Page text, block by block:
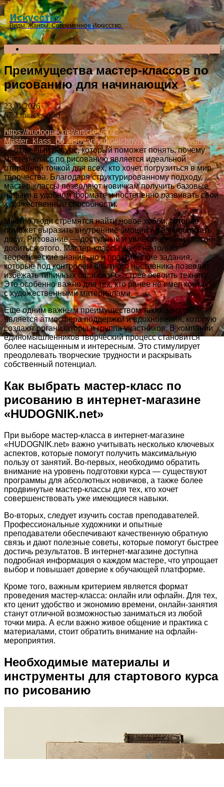
Menu
Искусство
Виды. Жанры. Современное Искусство.
for
Преимущества мастер-классов по
рисованию для начинающих
23.01.2026
672 minutes read
https://hudognik.net/articles/201-
— отличный ресурс, который поможет понять, почему
мастер-класс по рисованию является идеальной
отправной точкой для всех, кто хочет погрузиться в мир
творчества. Благодаря структурированному подходу,
мастер-классы позволяют новичкам получить базовые
навыки в удобном формате и постепенно развивать свои
художественные способности.
Многие люди стремятся найти новое хобби, которое
поможет выразить внутренние эмоции и разнообразить
досуг. Рисование — доступный и увлекательный способ
добиться этого. Мастер-классы дают не только
теоретические знания, но и практические задания,
которые под контролем опытного наставника позволят
избежать типичных ошибок и быстрее освоить технику.
Это особенно важно для тех, кто ранее не имел контакта
с художественными материалами.
Еще одним важным преимуществом таких занятий
является атмосфера поддержки и вдохновения, которую
создают организаторы и группа участников. В компании
единомышленников творческий процесс становится
более насыщенным и интересным. Это стимулирует
преодолевать творческие трудности и раскрывать
собственный потенциал.
Как выбрать мастер-класс по
рисованию в интернет-магазине
«HUDOGNIK.net»
При выборе мастер-класса в интернет-магазине
«HUDOGNIK.net» важно учитывать несколько ключевых
аспектов, которые помогут получить максимальную
пользу от занятий. Во-первых, необходимо обратить
внимание на уровень подготовки курса — существуют
программы для абсолютных новичков, а также более
продвинутые мастер-классы для тех, кто хочет
совершенствовать уже имеющиеся навыки.
Во-вторых, следует изучить состав преподавателей.
Профессиональные художники и опытные
преподаватели обеспечивают качественную обратную
связь и дают полезные советы, которые помогут быстрее
достичь результатов. В интернет-магазине доступна
подробная информация о каждом мастере, что упрощает
выбор и повышает доверие к обучающей платформе.
Кроме того, важным критерием является формат
проведения мастер-класса: онлайн или офлайн. Для тех,
кто ценит удобство и экономию времени, онлайн-занятия
станут отличной возможностью заниматься из любой
точки мира. А если важно живое общение и практика с
материалами, стоит обратить внимание на офлайн-
мероприятия.
Необходимые материалы и
инструменты для стартового курса
по рисованию